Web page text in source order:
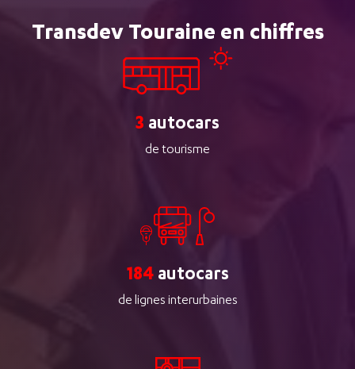
Transdev Touraine en chiffres
3 autocars
de tourisme
184autocars
de lignes interurbaines